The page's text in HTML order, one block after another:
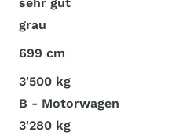
grau
699 cm
3'500 kg
B - Motorwagen
3'280 kg